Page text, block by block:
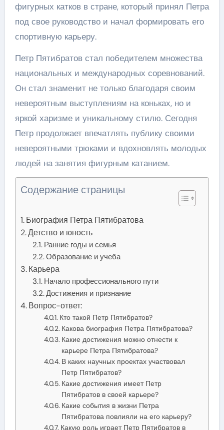
фигурных катков в стране, который принял Петра
под свое руководство и начал формировать его
спортивную карьеру.
Петр Пятибратов стал победителем множества
национальных и международных соревнований.
Он стал знаменит не только благодаря своим
невероятным выступлениям на коньках, но и
яркой харизме и уникальному стилю. Сегодня
Петр продолжает впечатлять публику своими
невероятными трюками и вдохновлять молодых
людей на занятия фигурным катанием.
Содержание страницы
Биография Петра Пятибратова
Детство и юность
Ранние годы и семья
Образование и учеба
Карьера
Начало профессионального пути
Достижения и признание
Вопрос-ответ:
Кто такой Петр Пятибратов?
Какова биография Петра Пятибратова?
Какие достижения можно отнести к
карьере Петра Пятибратова?
В каких научных проектах участвовал
Петр Пятибратов?
Какие достижения имеет Петр
Пятибратов в своей карьере?
Какие события в жизни Петра
Пятибратова повлияли на его карьеру?
Какую роль играет Петр Пятибратов в